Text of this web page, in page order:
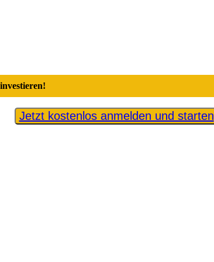
Jetzt kostenlos anmelden und starten